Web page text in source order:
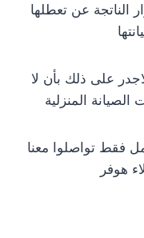
الناتجة عن تعطلها
على ذلك بأن لا
المنزلية
فقط تواصلوا معنا
هوفر